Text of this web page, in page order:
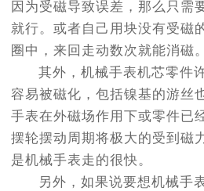
因为受磁导致误差，那么只需
就行。或者自己用块没有受磁
圈中，来回走动数次就能消磁。
其外，机械手表机芯零件
容易被磁化，包括镍基的游丝
手表在外磁场作用下或零件已
摆轮摆动周期将极大的受到磁
是机械手表走的很快。
另外，如果说要想机械手